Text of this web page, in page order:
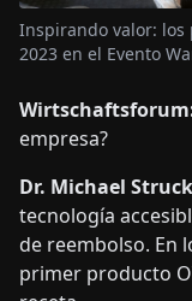
Inspirando valor: los
2023 en el Evento
empresa?
Dr. Michael
tecnología
de reembolso. En
primer producto